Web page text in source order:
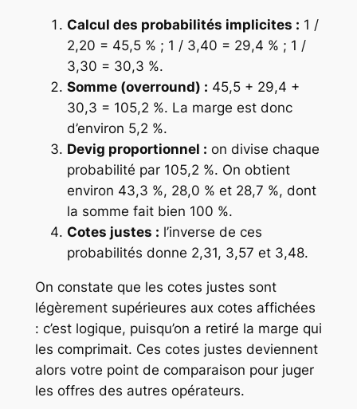
Calcul des probabilités implicites : 1 /
2,20 = 45,5 % ; 1 / 3,40 = 29,4 % ; 1 /
3,30 = 30,3 %.
Somme (overround) : 45,5 + 29,4 +
30,3 = 105,2 %. La marge est donc
d’environ 5,2 %.
Devig proportionnel : on divise chaque
probabilité par 105,2 %. On obtient
environ 43,3 %, 28,0 % et 28,7 %, dont
la somme fait bien 100 %.
Cotes justes : l’inverse de ces
probabilités donne 2,31, 3,57 et 3,48.
On constate que les cotes justes sont
légèrement supérieures aux cotes affichées
: c’est logique, puisqu’on a retiré la marge qui
les comprimait. Ces cotes justes deviennent
alors votre point de comparaison pour juger
les offres des autres opérateurs.